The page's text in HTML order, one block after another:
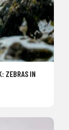
ZEBRAS IN